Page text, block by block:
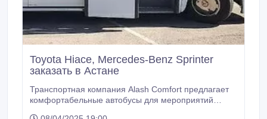
Toyota Hiace, Mercedes-Benz Sprinter
заказать в Астане
Транспортная компания Alash Comfort предлагает
комфортабельные автобусы для мероприятий